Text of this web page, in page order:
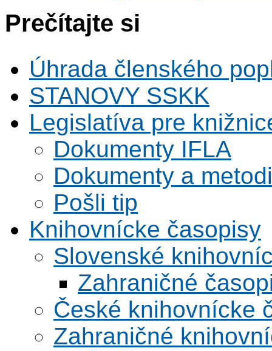
Prečítajte si
Úhrada členského
STANOVY SSKK
Legislatíva pre
Dokumenty IFLA
Dokumenty a
Pošli tip
Knihovnícke časopisy
Slovenské
Zahraničné
České knihovnícke
Zahraničné